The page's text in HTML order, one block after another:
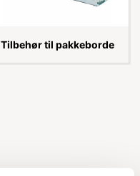
Tilbehør til pakkeborde